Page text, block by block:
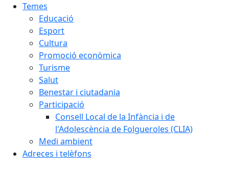
Temes
Educació
Esport
Cultura
Promoció econòmica
Turisme
Salut
Benestar i ciutadania
Participació
Consell Local de la Infància i de
l'Adolescència de Folgueroles (CLIA)
Medi ambient
Adreces i telèfons